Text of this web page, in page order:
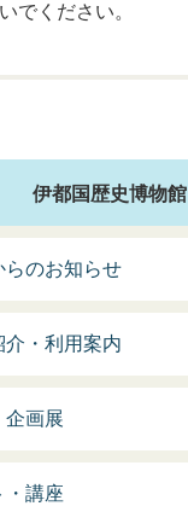
でください。
伊都国歴史博物館
らのお知らせ
介・利用案内
企画展
・講座